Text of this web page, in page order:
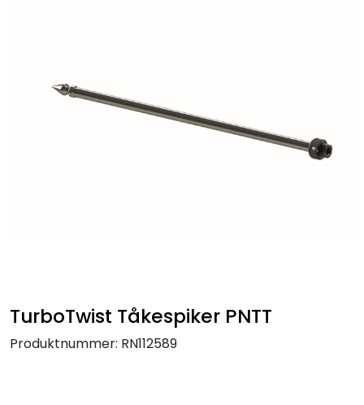
TurboTwist Tåkespiker PNTT
Produktnummer: RN112589
Kvalitet og miljø